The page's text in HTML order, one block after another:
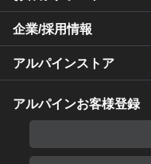
企業/採用情報
アルパインストア
アルパインお客様登録